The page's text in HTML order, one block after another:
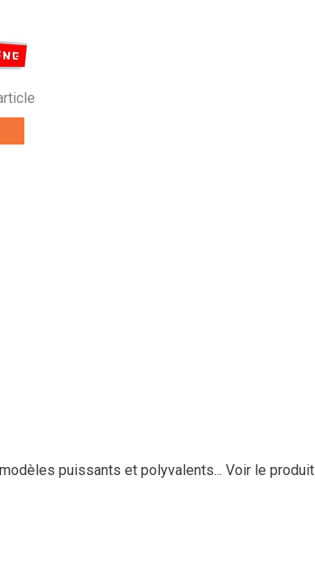
puissants et polyvalents... Voir le produit